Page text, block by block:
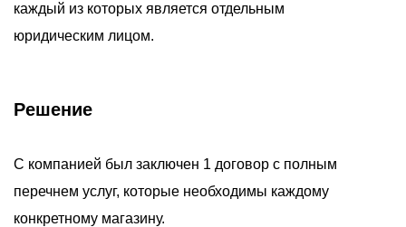
каждый из которых является отдельным
юридическим лицом.
Решение
С компанией был заключен 1 договор с полным
перечнем услуг, которые необходимы каждому
конкретному магазину.